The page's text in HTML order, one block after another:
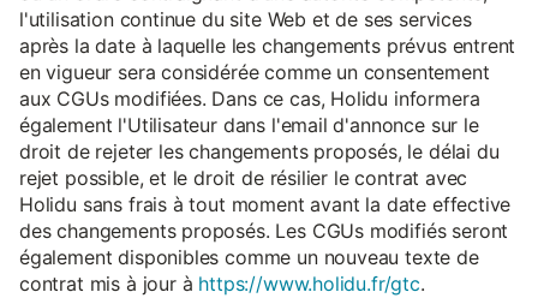
l'utilisation continue du site Web et de ses services
après la date à laquelle les changements prévus entrent
en vigueur sera considérée comme un consentement
aux CGUs modifiées. Dans ce cas, Holidu informera
également l'Utilisateur dans l'email d'annonce sur le
droit de rejeter les changements proposés, le délai du
rejet possible, et le droit de résilier le contrat avec
Holidu sans frais à tout moment avant la date effective
des changements proposés. Les CGUs modifiés seront
également disponibles comme un nouveau texte de
contrat mis à jour à https://www.holidu.fr/gtc.